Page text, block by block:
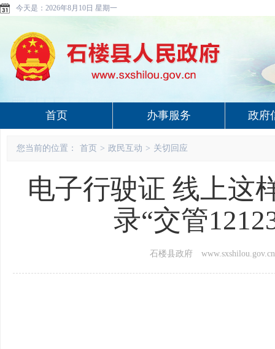
今天是： 2026年8月10日 星期一
首页 办事服务 政府
您当前的位置： 首页 > 政民互动 > 关切回应
电子行驶证 线上这
录“交管
石楼县政府 www.sxshilou.gov.cn